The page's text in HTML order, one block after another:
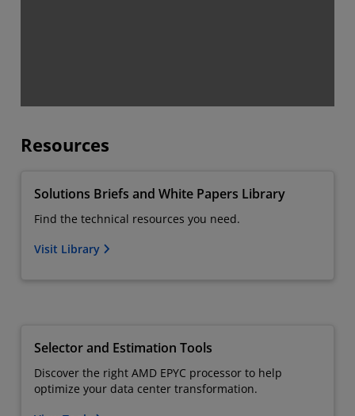
Resources
Solutions Briefs and White Papers Library
Find the technical resources you need.
Visit Library
Selector and Estimation Tools
Discover the right AMD EPYC processor to help
optimize your data center transformation.